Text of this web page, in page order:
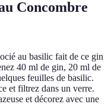
Concombre
au basilic fait de ce gin
40 ml de gin, 20 ml de
feuilles de basilic.
et filtrez dans un verre.
et décorez avec une